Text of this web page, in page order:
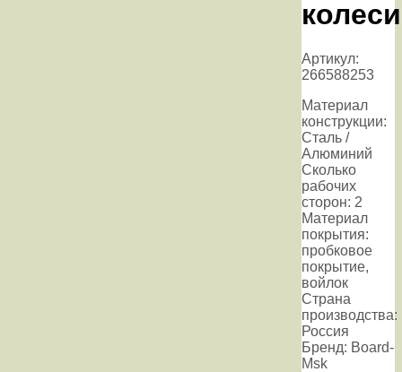
Артикул:
266588253
Материал
конструкции:
Сталь /
Алюминий
Сколько
рабочих
сторон: 2
Материал
покрытия:
пробковое
покрытие,
войлок
Страна
производства:
Россия
Бренд: Board-
Msk